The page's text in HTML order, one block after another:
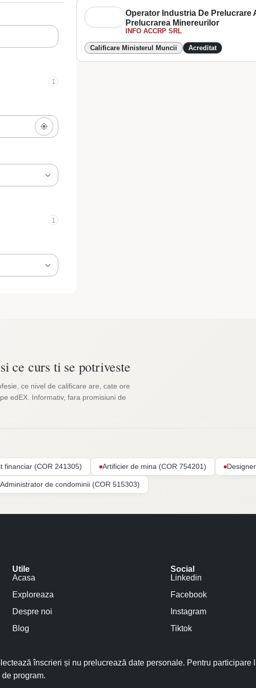
1
1
Operator Industria De Prelucrare
Prelucrarea Minereurilor
INFO ACCRP SRL
Calificare Ministerul Muncii Acreditat
si ce curs ti se potriveste
ce nivel de calificare are, cate ore
edEX. Informativ, fara promisiuni de
financiar (COR 241305) Artificier de mina (COR 754201)
Administrator de condominii (COR 515303)
Utile
Acasa
Exploreaza
Despre noi
Blog
Social
Linkedin
Facebook
Instagram
Tiktok
înscrieri și nu prelucrează date personale. Pentru participare
program.